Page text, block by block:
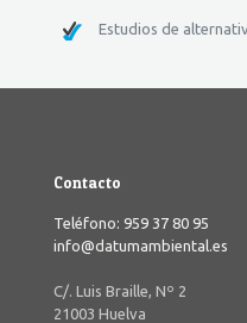
Estudios de
Contacto
Teléfono: 959 37 80 95
info@datumambiental.es
C/. Luis Braille, Nº 2
21003 Huelva